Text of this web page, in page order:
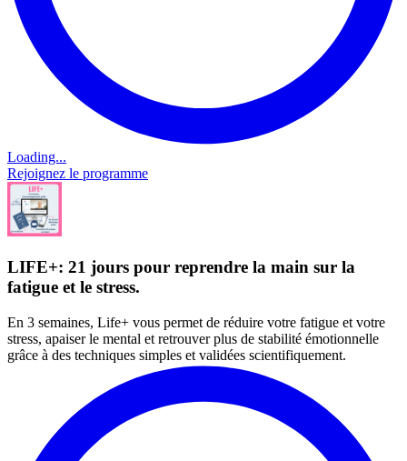
Loading...
Rejoignez le programme
LIFE+: 21 jours pour reprendre la main sur la
fatigue et le stress.
En 3 semaines, Life+ vous permet de réduire votre fatigue et votre
stress, apaiser le mental et retrouver plus de stabilité émotionnelle
grâce à des techniques simples et validées scientifiquement.